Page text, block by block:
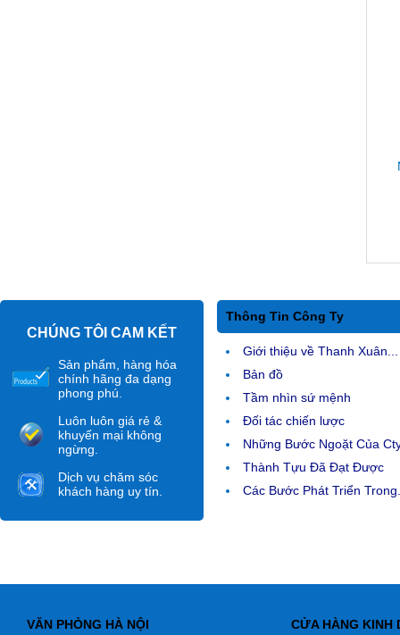
CHÚNG TÔI CAM KẾT
Sản phẩm, hàng hóa
chính hãng đa dạng
phong phú.
Luôn luôn giá rẻ &
khuyến mại không
ngừng.
Dịch vụ chăm sóc
khách hàng uy tín.
Thông Tin Công Ty
Giới thiệu về Thanh Xuân...
Bản đồ
Tầm nhìn sứ mệnh
Đối tác chiến lược
Những Bước Ngoặt Của
Thành Tựu Đã Đạt Được
Các Bước Phát Triển
VĂN PHÒNG HÀ NỘI
CỬA HÀNG KINH